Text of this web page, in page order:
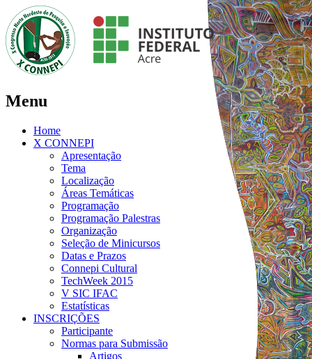
Menu
Home
X CONNEPI
Apresentação
Tema
Localização
Áreas Temáticas
Programação
Programação Palestras
Organização
Seleção de Minicursos
Datas e Prazos
Connepi Cultural
TechWeek 2015
V SIC IFAC
Estatísticas
INSCRIÇÕES
Participante
Normas para Submissão
Artigos